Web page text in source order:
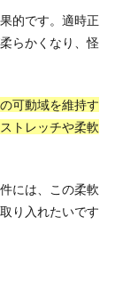
的です。適時正
らかくなり、怪
可動域を維持す
トレッチや柔軟
には、この柔軟
り入れたいです